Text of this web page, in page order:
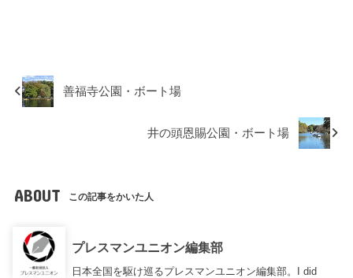
善福寺公園・ボート場
井の頭恩賜公園・ボート場
ABOUT この記事をかいた人
プレスマンユニオン編集部
日本全国を駆け巡るプレスマンユニオン編集部。I did